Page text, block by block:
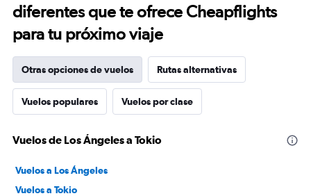
diferentes que te ofrece Cheapflights
para tu próximo viaje
Otras opciones de vuelos Rutas alternativas
Vuelos populares Vuelos por clase
Vuelos de Los Ángeles a Tokio
Vuelos a Los Ángeles
Vuelos a Tokio